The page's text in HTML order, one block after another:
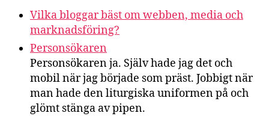
Vilka bloggar bäst om webben, media och
marknadsföring?
Personsökaren
Personsökaren ja. Själv hade jag det och
mobil när jag började som präst. Jobbigt när
man hade den liturgiska uniformen på och
glömt stänga av pipen.